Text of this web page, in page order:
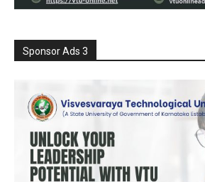
Sponsor Ads 3